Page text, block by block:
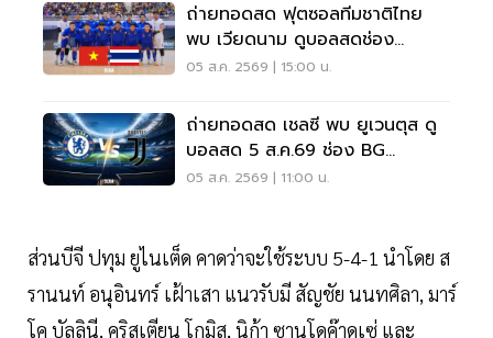
ถ่ายทอดสด ฟุตซอลทีมชาติไทย
พบ เวียดนาม ดูบอลสดช่อง
TrueVision เวลา 20.30 น.
05 ส.ค. 2569 | 15:00 น.
ถ่ายทอดสด เชลซี พบ ยูเวนตุส ดู
บอลสด 5 ส.ค.69 ช่อง BG
SPORTS เวลา 18.30 น.
05 ส.ค. 2569 | 11:00 น.
ส่วนบีจี ปทุม ยูไนเต็ด คาดว่าจะใช้ระบบ 5-4-1 นำโดย ส
รานนท์ อนุอินทร์ เฝ้าเสา แนวรับมี สัญชัย นนทศิลา, มาร์
โค บัลลินี, คริสเตียน โกมิส, นิก้า ซานโดค๊าดเซ่ และ